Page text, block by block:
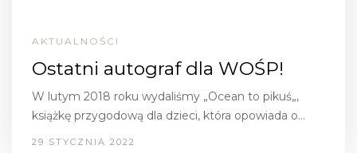
AKTUALNOŚCI
Ostatni autograf dla WOŚP!
W lutym 2018 roku wydaliśmy „Ocean to pikuś„,
książkę przygodową dla dzieci, która opowiada o…
29 STYCZNIA 2022